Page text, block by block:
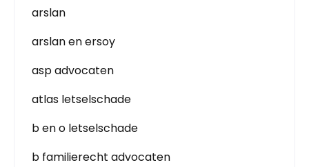
arslan
arslan en ersoy
asp advocaten
atlas letselschade
b en o letselschade
b familierecht advocaten